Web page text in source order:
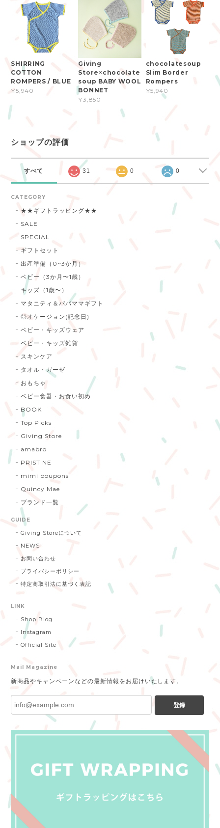
SHIRRING
COTTON
ROMPERS / BLUE
¥5,940
Giving
Store×chocolate
soup BABY WOOL
BONNET
¥3,850
chocolatesoup
Slim Border
Rompers
¥5,940
ショップの評価
すべて 31 0 0
CATEGORY
★★ギフトラッピング★★
SALE
SPECIAL
ギフトセット
出産準備（0~3か月）
ベビー（3か月〜1歳）
キッズ（1歳〜）
マタニティ＆パパママギフト
◎オケージョン(記念日)
ベビー・キッズウェア
ベビー・キッズ雑貨
スキンケア
タオル・ガーゼ
おもちゃ
ベビー食器・お食い初め
BOOK
Top Picks
Giving Store
amabro
PRISTINE
mimi poupons
Quincy Mae
ブランド一覧
GUIDE
Giving Storeについて
NEWS
お問い合わせ
プライバシーポリシー
特定商取引法に基づく表記
LINK
Shop Blog
Instagram
Official Site
Mail Magazine
新商品やキャンペーンなどの最新情報をお届けいたします。
登録